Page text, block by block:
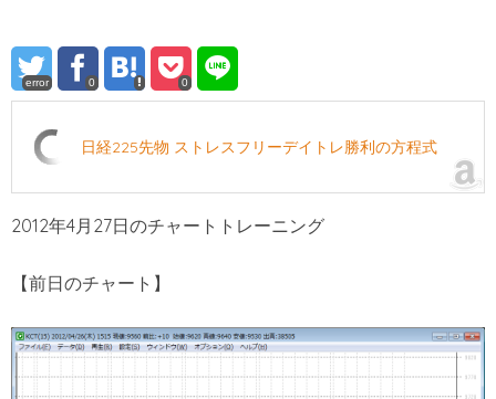
error 0 0
日経225先物 ストレスフリーデイトレ勝利の方程式
2012年4月27日のチャートトレーニング
【前日のチャート】